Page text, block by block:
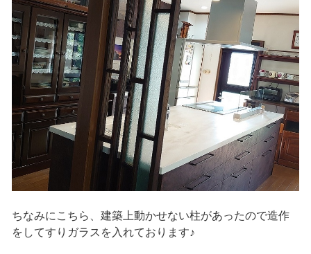
ちなみにこちら、建築上動かせない柱があったので造作
をしてすりガラスを入れております♪